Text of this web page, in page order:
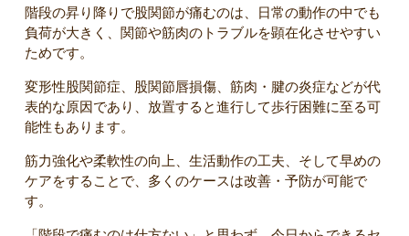
階段の昇り降りで股関節が痛むのは、日常の動作の中でも
負荷が大きく、関節や筋肉のトラブルを顕在化させやすい
ためです。
変形性股関節症、股関節唇損傷、筋肉・腱の炎症などが代
表的な原因であり、放置すると進行して歩行困難に至る可
能性もあります。
筋力強化や柔軟性の向上、生活動作の工夫、そして早めの
ケアをすることで、多くのケースは改善・予防が可能で
す。